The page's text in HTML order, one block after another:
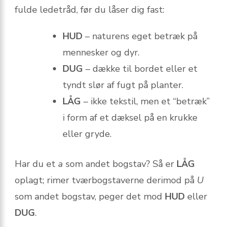
fulde ledetråd, før du låser dig fast:
HUD – naturens eget betræk på
mennesker og dyr.
DUG – dække til bordet eller et
tyndt slør af fugt på planter.
LÅG – ikke tekstil, men et “betræk”
i form af et dæksel på en krukke
eller gryde.
Har du et a som andet bogstav? Så er LÅG
oplagt; rimer tværbogstaverne derimod på U
som andet bogstav, peger det mod HUD eller
DUG.